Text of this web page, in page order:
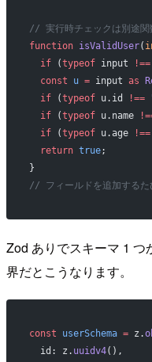
// 実行時チェックは別途関
function isValidUser(
  if
(typeof input !==
  const
u = input as
  if
(typeof u.id !==
  if
(typeof u.name
  if
(typeof u.age !==
  return
true;
}
// フィールドを追加する
Zod ありでスキーマ 1
界だとこうなります。
const userSchema = z.
  id: z.
uuidv4(),